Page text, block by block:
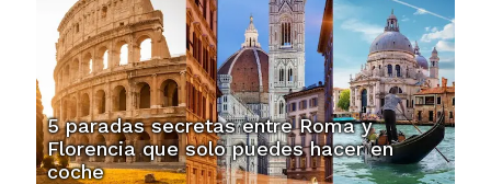
5 paradas secretas entre Roma y
Florencia que solo puedes hacer en
coche